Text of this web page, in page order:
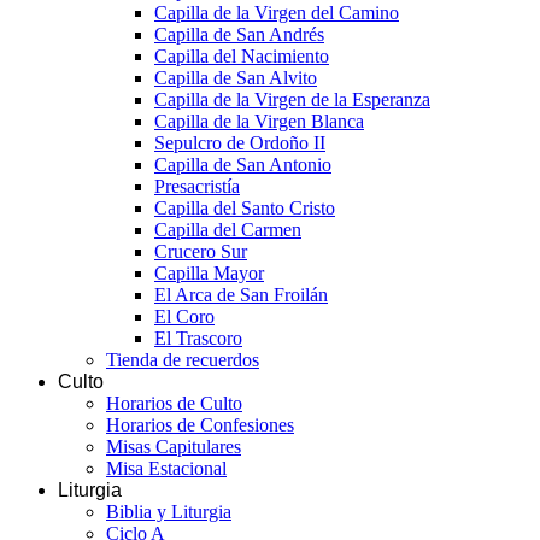
Capilla de la Virgen del Camino
Capilla de San Andrés
Capilla del Nacimiento
Capilla de San Alvito
Capilla de la Virgen de la Esperanza
Capilla de la Virgen Blanca
Sepulcro de Ordoño II
Capilla de San Antonio
Presacristía
Capilla del Santo Cristo
Capilla del Carmen
Crucero Sur
Capilla Mayor
El Arca de San Froilán
El Coro
El Trascoro
Tienda de recuerdos
Culto
Horarios de Culto
Horarios de Confesiones
Misas Capitulares
Misa Estacional
Liturgia
Biblia y Liturgia
Ciclo A